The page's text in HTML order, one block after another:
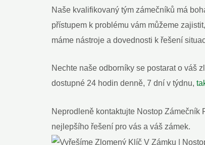
Naše kvalifikovaný tým zámečníků má
přístupem k problému vám můžeme
máme nástroje a dovednosti k řešení
Nechte naše odborníky se postarat o váš
dostupné 24 hodin denně, 7 dní v týdnu,
Neprodleně kontaktujte Nostop Zámečník
nejlepšího řešení pro vás a váš zámek.